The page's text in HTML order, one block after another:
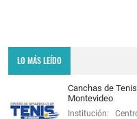
LO MÁS LEÍDO
Canchas de
Montevideo
Institución: